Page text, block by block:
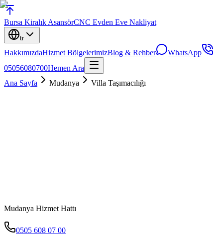
Bursa Kiralık AsansörCNC Evden Eve Nakliyat
tr
HakkımızdaHizmet BölgelerimizBlog & Rehber
WhatsApp
05056080700Hemen Ara
Ana Sayfa
Mudanya Villa Taşımacılığı
Mudanya Hizmet Hattı
0505 608 07 00